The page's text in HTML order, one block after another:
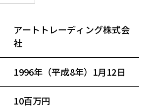
アートトレーディング株式会
社
1996年（平成8年）1月12日
10百万円